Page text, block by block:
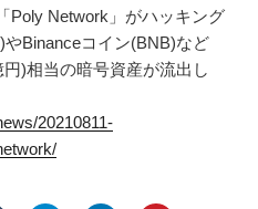
Poly Network」がハッキング
Binanceコイン(BNB)など
)相当の暗号資産が流出し
20210811-